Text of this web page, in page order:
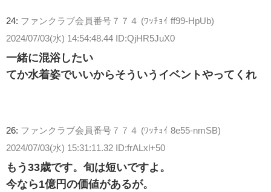
24: ファンクラブ会員番号７７４ (ﾜｯﾁｮｲ ff99-HpUb)
2024/07/03(水) 14:54:48.44 ID:QjHR5JuX0
一緒に混浴したい
てか水着姿でいいからそういうイベントやってくれ
26: ファンクラブ会員番号７７４ (ﾜｯﾁｮｲ 8e55-nmSB)
2024/07/03(水) 15:31:11.32 ID:frALxl+50
もう33歳です。旬は短いですよ。
今なら1億円の価値があるが。